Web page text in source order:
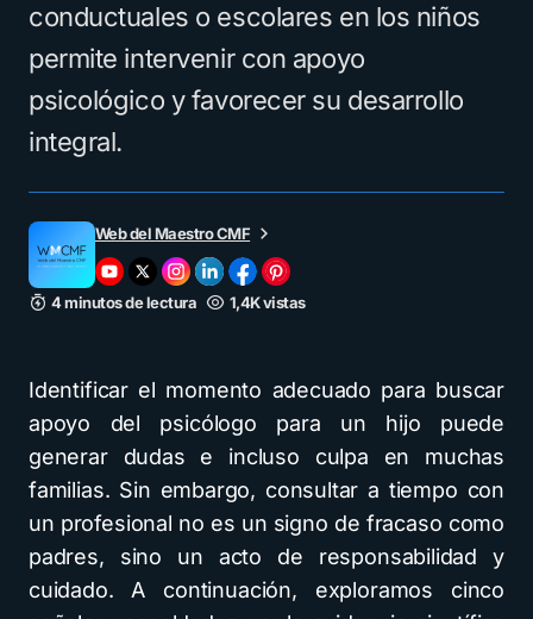
conductuales o escolares en los niños
permite intervenir con apoyo
psicológico y favorecer su desarrollo
integral.
Web del Maestro CMF
4 minutos de lectura 1,4K vistas
Identificar el momento adecuado para buscar
apoyo del psicólogo para un hijo puede
generar dudas e incluso culpa en muchas
familias. Sin embargo, consultar a tiempo con
un profesional no es un signo de fracaso como
padres, sino un acto de responsabilidad y
cuidado. A continuación, exploramos cinco